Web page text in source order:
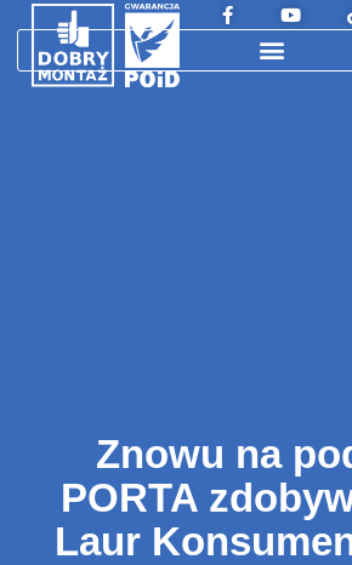
Znowu na
PORTA
Laur